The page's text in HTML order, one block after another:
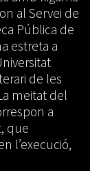
al Servei de
Pública de
estreta a
de les
meitat del
a
que
l’execució,